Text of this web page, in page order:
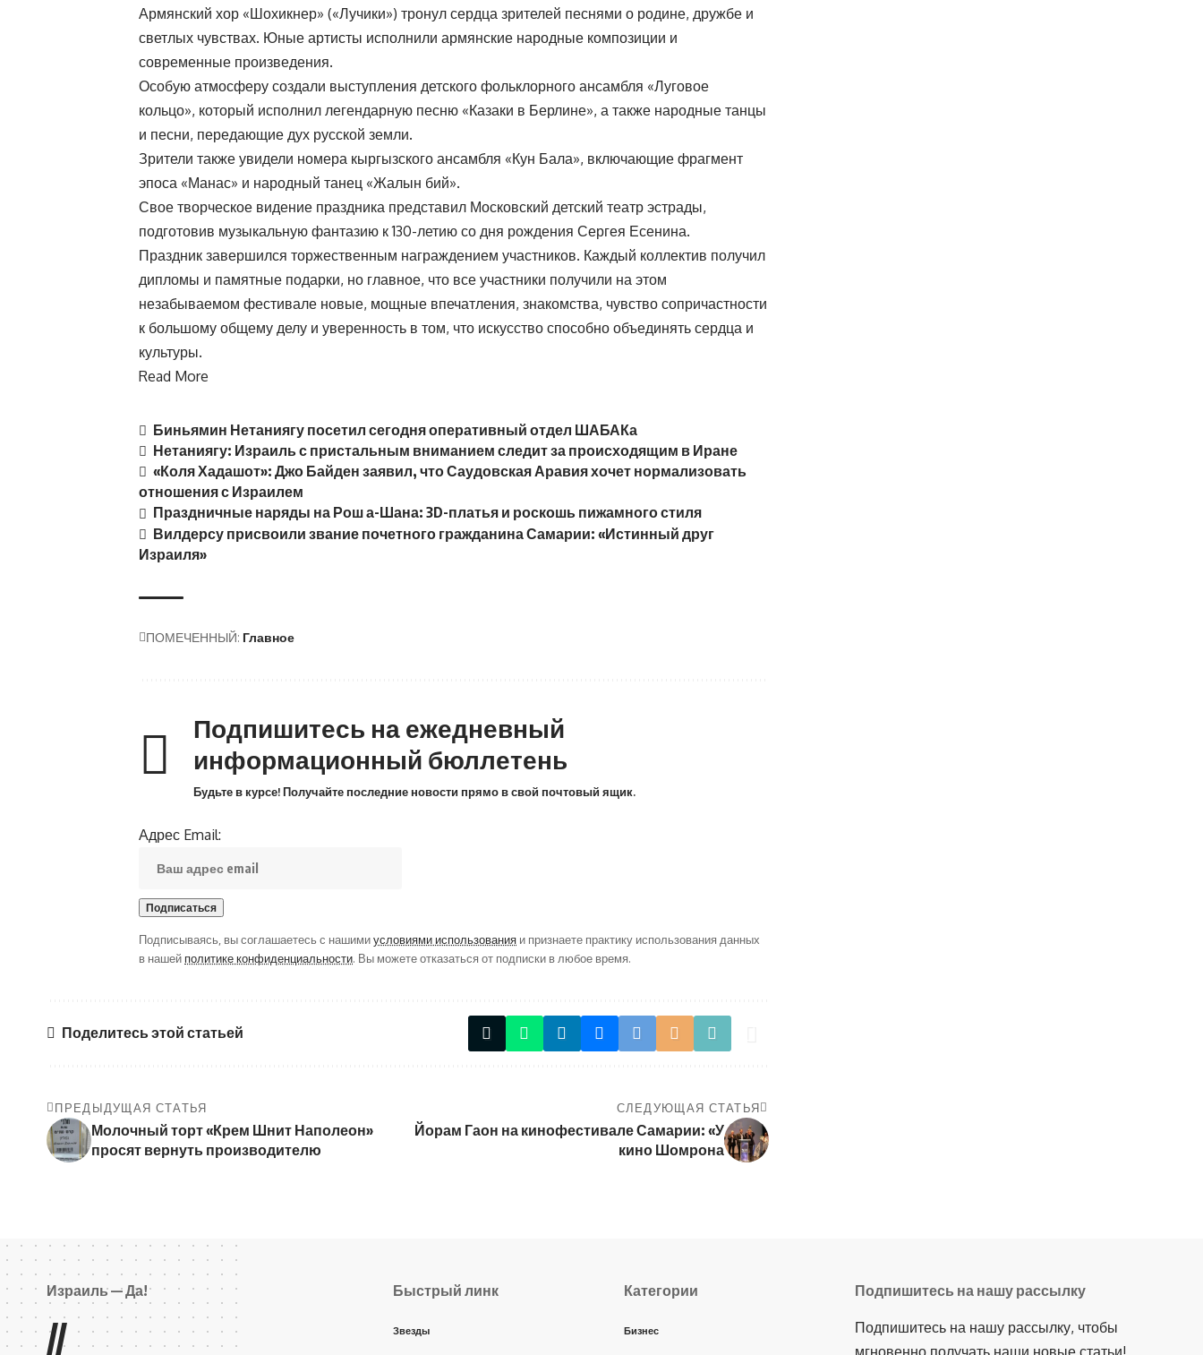
Армянский хор «Шохикнер» («Лучики») тронул сердца зрителей песнями о родине, дружбе и
светлых чувствах. Юные артисты исполнили армянские народные композиции и
современные произведения.
Особую атмосферу создали выступления детского фольклорного ансамбля «Луговое
кольцо», который исполнил легендарную песню «Казаки в Берлине», а также народные танцы
и песни, передающие дух русской земли.
Зрители также увидели номера кыргызского ансамбля «Кун Бала», включающие фрагмент
эпоса «Манас» и народный танец «Жалын бий».
Свое творческое видение праздника представил Московский детский театр эстрады,
подготовив музыкальную фантазию к 130-летию со дня рождения Сергея Есенина.
Праздник завершился торжественным награждением участников. Каждый коллектив получил
дипломы и памятные подарки, но главное, что все участники получили на этом
незабываемом фестивале новые, мощные впечатления, знакомства, чувство сопричастности
к большому общему делу и уверенность в том, что искусство способно объединять сердца и
культуры.
Read More
Биньямин Нетаниягу посетил сегодня оперативный отдел ШАБАКа
Нетаниягу: Израиль с пристальным вниманием следит за происходящим в Иране
«Коля Хадашот»: Джо Байден заявил, что Саудовская Аравия хочет нормализовать
отношения с Израилем
Праздничные наряды на Рош а-Шана: 3D-платья и роскошь пижамного стиля
Вилдерсу присвоили звание почетного гражданина Самарии: «Истинный друг
Израиля»
ПОМЕЧЕННЫЙ: Главное
Подпишитесь на ежедневный
информационный бюллетень
Будьте в курсе! Получайте последние новости прямо в свой почтовый ящик.
Адрес Email:
Подписываясь, вы соглашаетесь с нашимиусловиями использования и признаете практику использования данных
в нашей политике конфиденциальности. Вы можете отказаться от подписки в любое время.
Поделитесь этой статьей
ПРЕДЫДУЩАЯ СТАТЬЯ
Молочный торт «Крем Шнит Наполеон»
просят вернуть производителю
СЛЕДУЮЩАЯ СТАТЬЯ
Йорам Гаон на кинофестивале Самарии: «У
кино Шомрона
Израиль — Да!
//
Быстрый линк
Звезды
Категории
Бизнес
Подпишитесь на нашу рассылку
Подпишитесь на нашу рассылку, чтобы
мгновенно получать наши новые статьи!